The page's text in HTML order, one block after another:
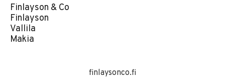
Finlayson & Co
Finlayson
Vallila
Makia
finlaysonco.fi